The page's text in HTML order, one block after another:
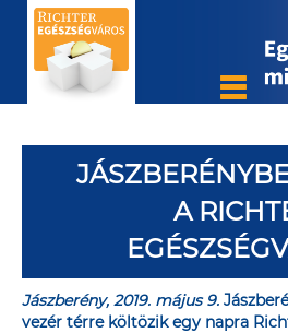
A
Jászberény, 2019. május 9.
vezér térre költözik egy napra